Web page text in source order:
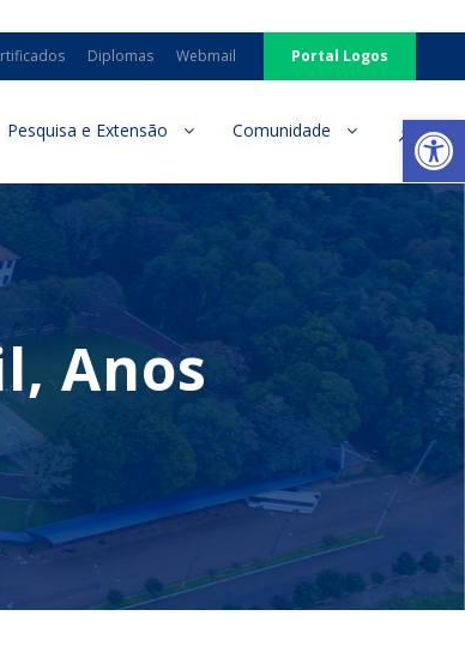
Diplomas Webmail Portal Logos
Pesquisa e Extensão Comunidade
Anos